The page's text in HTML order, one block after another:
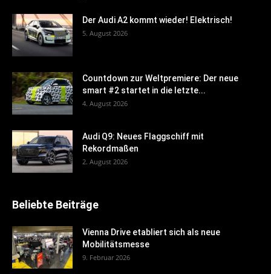
Der Audi A2 kommt wieder! Elektrisch!
5. August 2026
Countdown zur Weltpremiere: Der neue
smart #2 startet in die letzte...
4. August 2026
Audi Q9: Neues Flaggschiff mit
Rekordmaßen
2. August 2026
Beliebte Beiträge
Vienna Drive etabliert sich als neue
Mobilitätsmesse
9. Februar 2026